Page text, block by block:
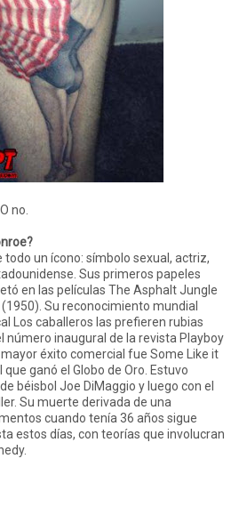
no.
un ícono: símbolo sexual, actriz,
Sus primeros papeles
en las películas The Asphalt Jungle
Su reconocimiento mundial
Los caballeros las prefieren rubias
número inaugural de la revista Playboy
éxito comercial fue Some Like it
ganó el Globo de Oro. Estuvo
béisbol Joe DiMaggio y luego con el
Su muerte derivada de una
cuando tenía 36 años sigue
estos días, con teorías que involucran